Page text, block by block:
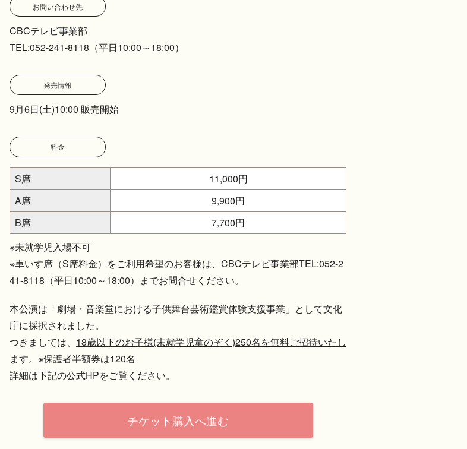
お問い合わせ先
CBCテレビ事業部
TEL:052-241-8118（平日10:00～18:00）
発売情報
9月6日(土)10:00 販売開始
料金
S席
11,000円
A席
9,900円
B席
7,700円
※未就学児入場不可
※車いす席（S席料金）をご利用希望のお客様は、CBCテレビ事業部TEL:052-2
41-8118（平日10:00～18:00）までお問合せください。
本公演は「劇場・音楽堂における子供舞台芸術鑑賞体験支援事業」として文化
庁に採択されました。
つきましては、 18歳以下のお子様(未就学児童のぞく)250名を無料ご招待いたし
ます。※保護者半額券は120名
詳細は下記の公式HPをご覧ください。
チケット購入へ進む